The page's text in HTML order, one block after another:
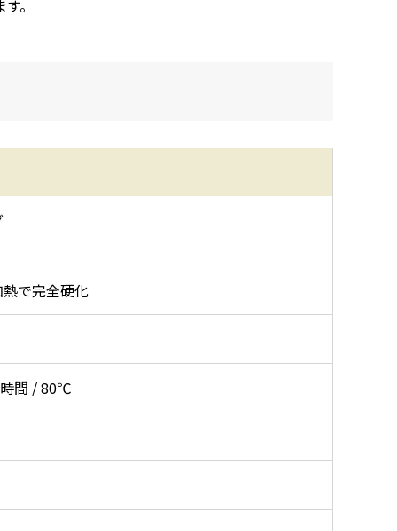
。
で完全硬化
間 / 80℃